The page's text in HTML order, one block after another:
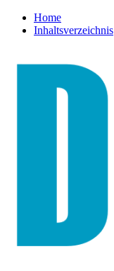
Home
Inhaltsverzeichnis